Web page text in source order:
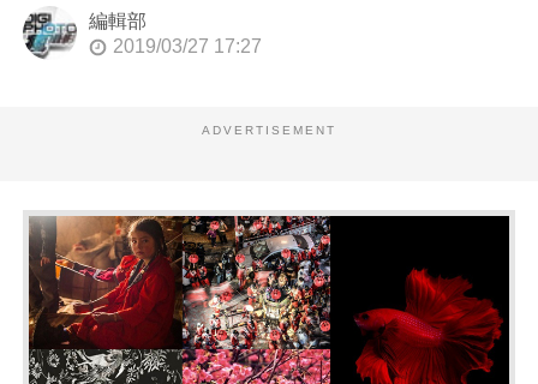
編輯部
2019/03/27 17:27
ADVERTISEMENT